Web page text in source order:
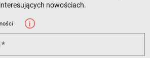
nowościach.